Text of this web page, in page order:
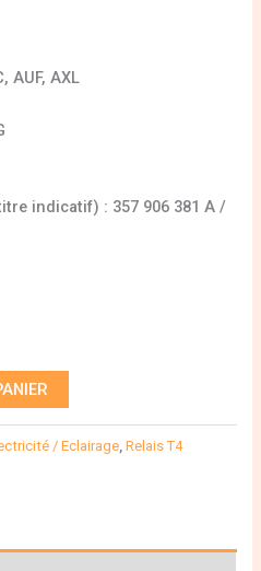
AUF, AXL
indicatif) : 357 906 381 A /
/ Eclairage ,Relais T4